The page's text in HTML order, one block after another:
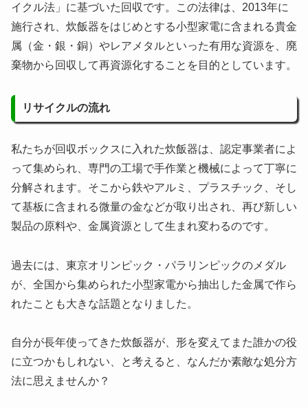
イクル法」に基づいた回収です。この法律は、2013年に
施行され、炊飯器をはじめとする小型家電に含まれる貴金
属（金・銀・銅）やレアメタルといった有用な資源を、廃
棄物から回収して再資源化することを目的としています。
リサイクルの流れ
私たちが回収ボックスに入れた炊飯器は、認定事業者によ
って集められ、専門の工場で手作業と機械によって丁寧に
分解されます。そこから鉄やアルミ、プラスチック、そし
て基板に含まれる微量の金などが取り出され、再び新しい
製品の原料や、金属資源として生まれ変わるのです。
過去には、東京オリンピック・パラリンピックのメダル
が、全国から集められた小型家電から抽出した金属で作ら
れたことも大きな話題となりました。
自分が長年使ってきた炊飯器が、形を変えてまた誰かの役
に立つかもしれない、と考えると、なんだか素敵な処分方
法に思えませんか？